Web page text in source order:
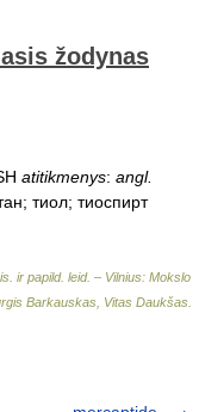
žodynas
atitikmenys: angl.
тиол; тиоспирт
ir papild. leid. – Vilnius: Mokslo
Barkauskas, Vitas Daukšas